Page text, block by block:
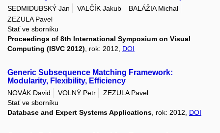
SEDMIDUBSKÝ Jan VALČÍK Jakub
BALÁŽIA Michal
ZEZULA Pavel
Stať ve sborníku
Proceedings of 8th International Symposium on Visual
Computing (ISVC 2012) , rok: 2012, DOI
Generic Subsequence Matching Framework:
Modularity, Flexibility, Efficiency
NOVÁK David VOLNÝ Petr
ZEZULA Pavel
Stať ve sborníku
Database and Expert Systems Applications , rok: 2012, DOI